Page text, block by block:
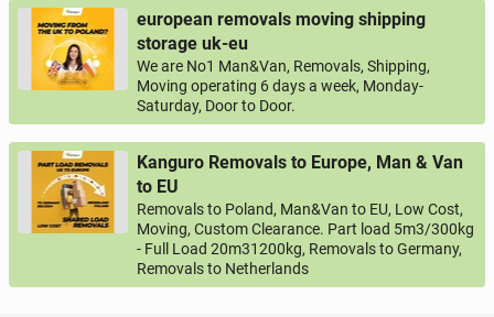
european removals moving shipping
storage uk-eu
We are No1 Man&Van, Removals, Shipping,
Moving operating 6 days a week, Monday-
Saturday, Door to Door.
Kanguro Removals to Europe, Man & Van
to EU
Removals to Poland, Man&Van to EU, Low Cost,
Moving, Custom Clearance. Part load 5m3/300kg
- Full Load 20m31200kg, Removals to Germany,
Removals to Netherlands